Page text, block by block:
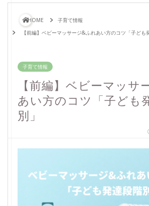
HOME
子育て情報
【前編】ベビーマッサージ&ふれあい方のコツ「子ども
子育て情報
【前編】ベビーマッサ
あい方のコツ「子ども
別」